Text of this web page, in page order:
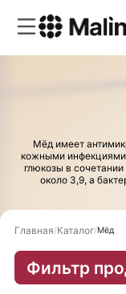
Мёд имеет
кожными
глюкозы в
около 3,9, а
Главная Каталог Мёд
Фильтр